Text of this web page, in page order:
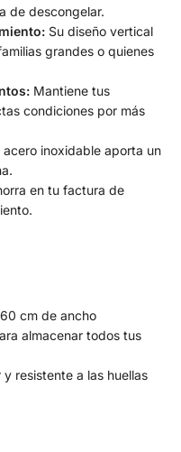
de descongelar.
Su diseño vertical
grandes o quienes
Mantiene tus
condiciones por más
acero inoxidable aporta un
en tu factura de
cm de ancho
almacenar todos tus
resistente a las huellas